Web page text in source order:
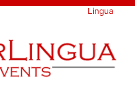
Lingua